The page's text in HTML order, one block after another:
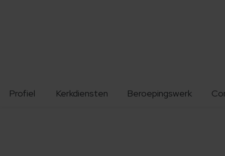
Profiel Kerkdiensten Beroepingswerk